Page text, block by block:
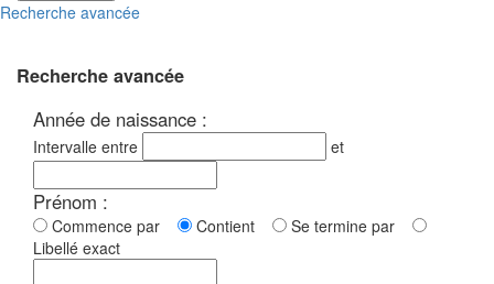
Recherche avancée
Recherche avancée
Année de naissance :
Intervalle entre et
Prénom :
Commence par Contient
Se termine par
Libellé exact